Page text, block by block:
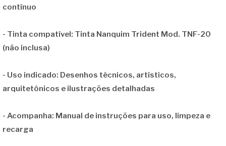
contínuo
- Tinta compatível: Tinta Nanquim Trident Mod. TNF-20
(não inclusa)
- Uso indicado: Desenhos técnicos, artísticos,
arquitetônicos e ilustrações detalhadas
- Acompanha: Manual de instruções para uso, limpeza e
recarga